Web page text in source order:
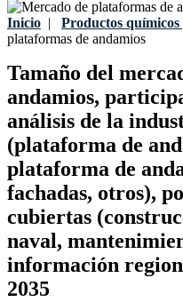
Inicio | Productos químicos
plataformas de andamios
Tamaño del
andamios,
análisis de la
(plataforma de
plataforma de
fachadas, otros),
cubiertas
naval,
información
2035